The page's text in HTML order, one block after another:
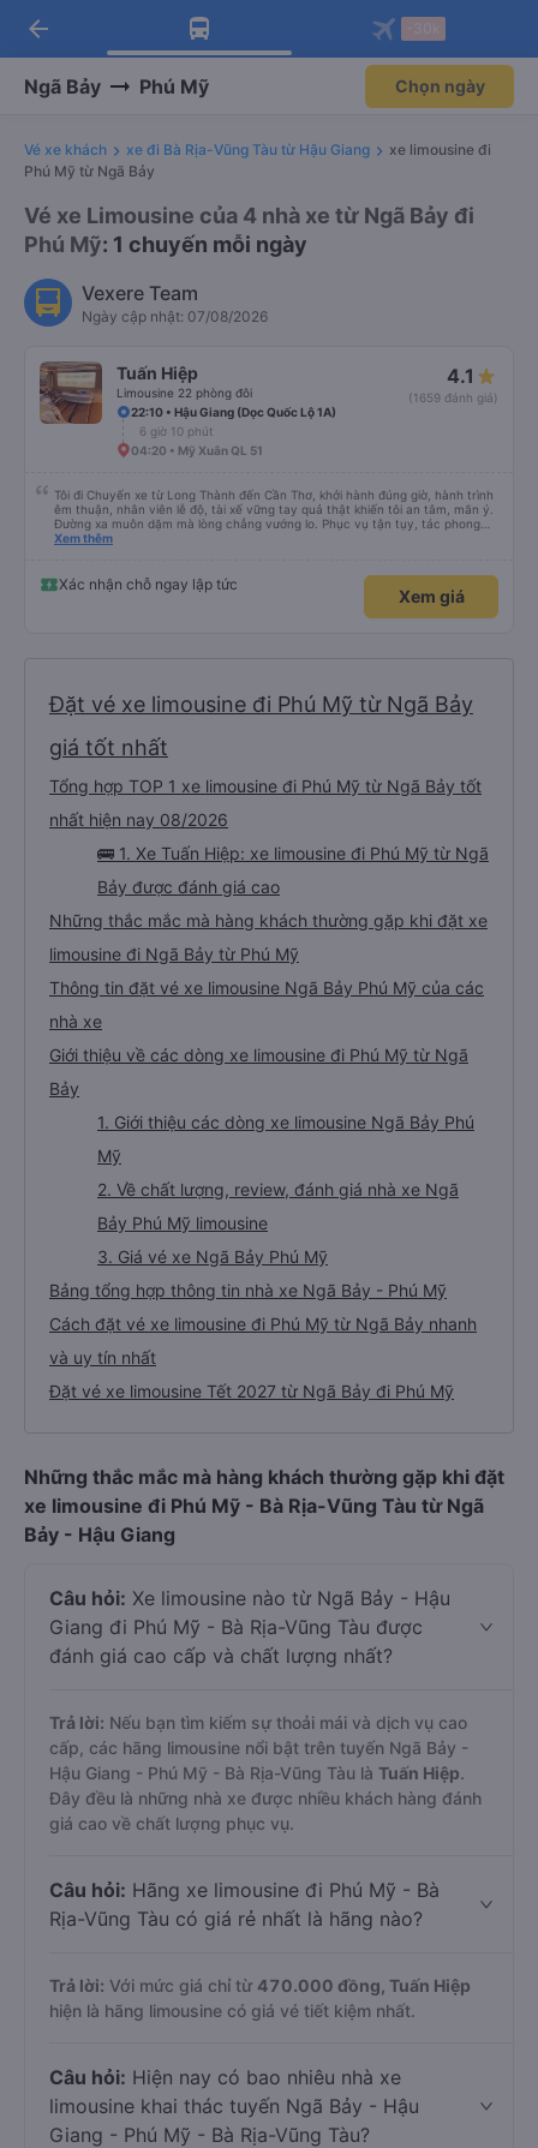
Tải app Vexere ngay!
Nhận ưu đãi thành viên độc
Mở app
Tải app Vexere
-30k/ghế khi đặt vé máy bay qua
Mở app
arrow_back
Ngã Bảy Phú Mỹ Chọn ngày
Vé xe khách xe đi Bà Rịa-Vũng Tàu từ Hậu Giang
xe limousine đi
Phú Mỹ từ Ngã Bảy
Vé xe Limousine của 4 nhà xe từ Ngã Bảy đi
Phú Mỹ: 1 chuyến mỗi ngày
Vexere Team
Ngày cập nhật: 07/08/2026
Tuấn Hiệp
Limousine 22 phòng đôi
4.1
(1659 đánh giá)
22:10 • Hậu Giang (Dọc Quốc Lộ 1A)
6 giờ 10 phút
04:20 • Mỹ Xuân QL 51
Tôi đi Chuyến xe từ Long Thành đến Cần Thơ, khởi hành đúng giờ, hành trình
êm thuận, nhân viên lễ độ, tài xế vững tay quả thật khiến tôi an tâm, mãn ý.
Đường xa muôn dặm mà lòng chẳng vướng lo. Phục vụ tận tụy, tác phong
nghiêm cẩn, hiếm thấy giữa thời buổi kim tiền vội vã. Xã hội loạn đạo. Xin gửi
Xem thêm
Xác nhận chỗ ngay lập tức
Xem giá
Đặt vé xe limousine đi Phú Mỹ từ Ngã Bảy
giá tốt nhất
Tổng hợp TOP 1 xe limousine đi Phú Mỹ từ Ngã Bảy tốt
nhất hiện nay 08/2026
🚌 1. Xe Tuấn Hiệp: xe limousine đi Phú Mỹ từ Ngã
Bảy được đánh giá cao
Những thắc mắc mà hàng khách thường gặp khi đặt xe
limousine đi Ngã Bảy từ Phú Mỹ
Thông tin đặt vé xe limousine Ngã Bảy Phú Mỹ của các
nhà xe
Giới thiệu về các dòng xe limousine đi Phú Mỹ từ Ngã
Bảy
1. Giới thiệu các dòng xe limousine Ngã Bảy Phú
Mỹ
2. Về chất lượng, review, đánh giá nhà xe Ngã
Bảy Phú Mỹ limousine
3. Giá vé xe Ngã Bảy Phú Mỹ
Bảng tổng hợp thông tin nhà xe Ngã Bảy - Phú Mỹ
Cách đặt vé xe limousine đi Phú Mỹ từ Ngã Bảy nhanh
và uy tín nhất
Đặt vé xe limousine Tết 2027 từ Ngã Bảy đi Phú Mỹ
Những thắc mắc mà hàng khách thường gặp khi đặt
xe limousine đi Phú Mỹ - Bà Rịa-Vũng Tàu từ Ngã
Bảy - Hậu Giang
Câu hỏi: Xe limousine nào từ Ngã Bảy - Hậu
Giang đi Phú Mỹ - Bà Rịa-Vũng Tàu được
đánh giá cao cấp và chất lượng nhất?
Trả lời: Nếu bạn tìm kiếm sự thoải mái và dịch vụ cao
cấp, các hãng limousine nổi bật trên tuyến Ngã Bảy -
Hậu Giang - Phú Mỹ - Bà Rịa-Vũng Tàu là Tuấn Hiệp.
Đây đều là những nhà xe được nhiều khách hàng đánh
giá cao về chất lượng phục vụ.
Câu hỏi: Hãng xe limousine đi Phú Mỹ - Bà
Rịa-Vũng Tàu có giá rẻ nhất là hãng nào?
Trả lời: Với mức giá chỉ từ 470.000 đồng, Tuấn Hiệp
hiện là hãng limousine có giá vé tiết kiệm nhất.
Câu hỏi: Hiện nay có bao nhiêu nhà xe
limousine khai thác tuyến Ngã Bảy - Hậu
Giang - Phú Mỹ - Bà Rịa-Vũng Tàu?